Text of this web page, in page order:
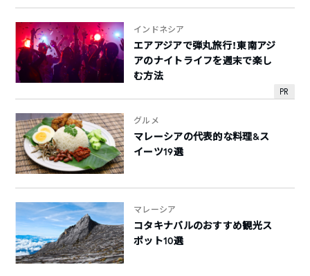
PR
インドネシア
エアアジアで弾丸旅行！東南アジ
アのナイトライフを週末で楽し
む方法
グルメ
マレーシアの代表的な料理&ス
イーツ19選
マレーシア
コタキナバルのおすすめ観光ス
ポット10選